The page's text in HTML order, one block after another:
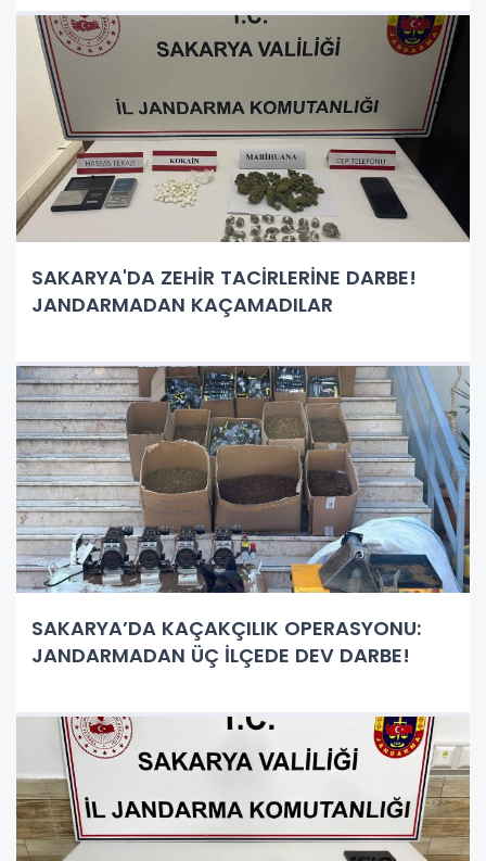
SAKARYA'DA ZEHİR TACİRLERİNE DARBE!
JANDARMADAN KAÇAMADILAR
SAKARYA’DA KAÇAKÇILIK OPERASYONU:
JANDARMADAN ÜÇ İLÇEDE DEV DARBE!